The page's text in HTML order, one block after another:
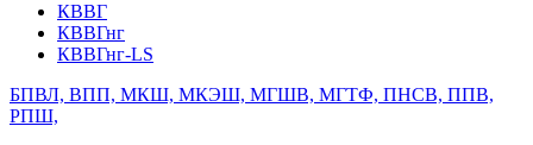
КВВГ
КВВГнг
КВВГнг-LS
БПВЛ, ВПП, МКШ, МКЭШ, МГШВ, МГТФ, ПНСВ, ППВ,
РПШ,